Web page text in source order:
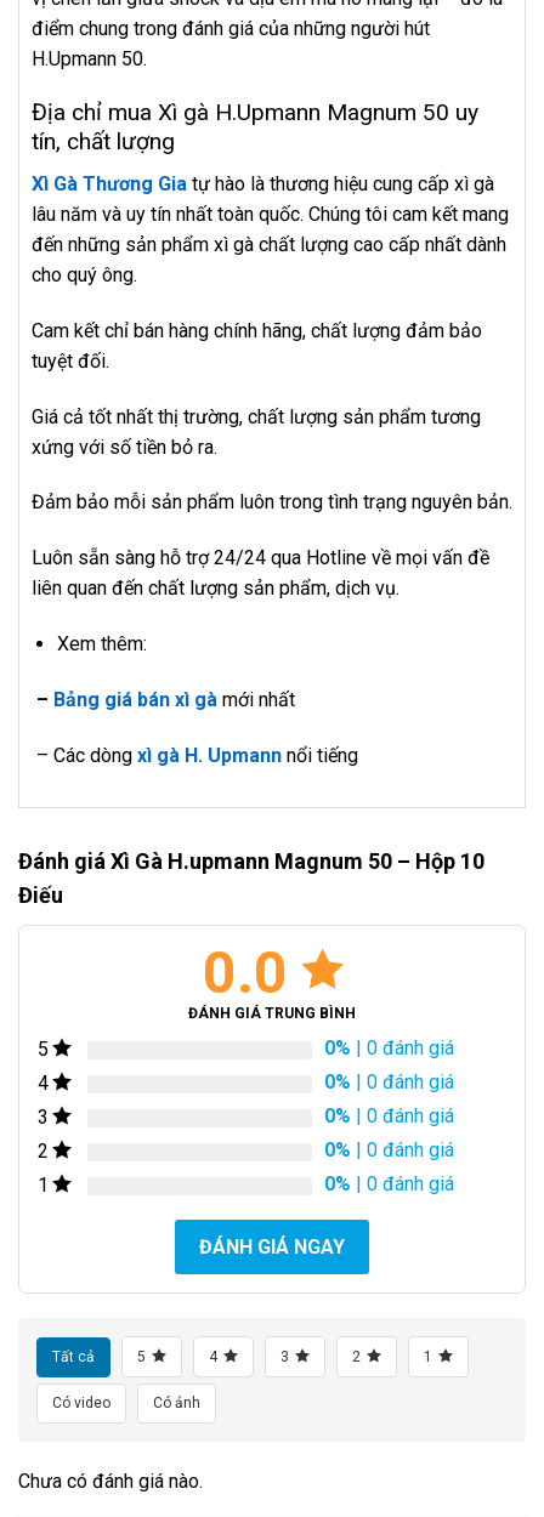
điểm chung trong đánh giá của những người hút
H.Upmann 50.
Địa chỉ mua Xì gà H.Upmann Magnum 50 uy
tín, chất lượng
Xì Gà Thương Gia tự hào là thương hiệu cung cấp xì gà
lâu năm và uy tín nhất toàn quốc. Chúng tôi cam kết mang
đến những sản phẩm xì gà chất lượng cao cấp nhất dành
cho quý ông.
Cam kết chỉ bán hàng chính hãng, chất lượng đảm bảo
tuyệt đối.
Giá cả tốt nhất thị trường, chất lượng sản phẩm tương
xứng với số tiền bỏ ra.
Đảm bảo mỗi sản phẩm luôn trong tình trạng nguyên bản.
Luôn sẵn sàng hỗ trợ 24/24 qua Hotline về mọi vấn đề
liên quan đến chất lượng sản phẩm, dịch vụ.
Xem thêm:
– Bảng giá bán xì gà mới nhất
– Các dòng xì gà H. Upmann nổi tiếng
Đánh giá Xì Gà H.upmann Magnum 50 – Hộp 10
Điếu
0.0
ĐÁNH GIÁ TRUNG BÌNH
5 0% | 0 đánh giá
4
0% | 0 đánh giá
3
0% | 0 đánh giá
2
0% | 0 đánh giá
1
0% | 0 đánh giá
ĐÁNH GIÁ NGAY
Tất cả 5 4 3 2 1
Có video Có ảnh
Chưa có đánh giá nào.